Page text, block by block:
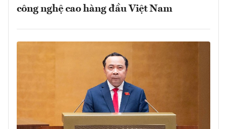
công nghệ cao hàng đầu Việt Nam